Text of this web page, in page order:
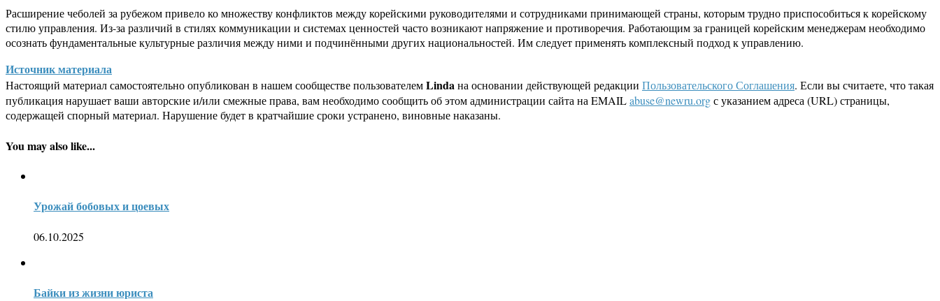
Расширение чеболей за рубежом привело ко множеству конфликтов между корейскими руководителями и сотрудниками принимающей страны, которым трудно приспособиться к корейскому
стилю управления. Из-за различий в стилях коммуникации и системах ценностей часто возникают напряжение и противоречия. Работающим за границей корейским менеджерам необходимо
осознать фундаментальные культурные различия между ними и подчинёнными других национальностей. Им следует применять комплексный подход к управлению.
Источник материала
Настоящий материал самостоятельно опубликован в нашем сообществе пользователемLindaна основании действующей редакции Пользовательского Соглашения. Если вы считаете, что такая
публикация нарушает ваши авторские и/или смежные права, вам необходимо сообщить об этом администрации сайта на EMAILabuse@newru.orgс указанием адреса (URL) страницы,
содержащей спорный материал. Нарушение будет в кратчайшие сроки устранено, виновные наказаны.
You may also like...
Урожай бобовых и цоевых
06.10.2025
Байки из жизни юриста